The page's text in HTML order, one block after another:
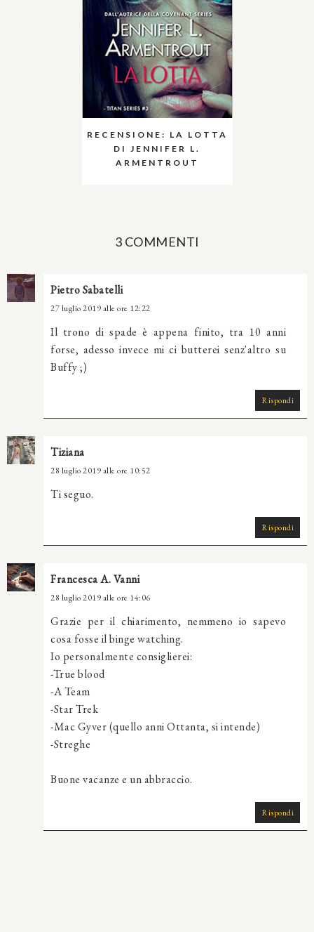
RECENSIONE: LA LOTTA
DI JENNIFER L.
ARMENTROUT
3 COMMENTI
Pietro Sabatelli
27 luglio 2019 alle ore 12:22
Il trono di spade è appena finito, tra 10 anni
forse, adesso invece mi ci butterei senz'altro su
Buffy ;)
Rispondi
Tiziana
28 luglio 2019 alle ore 10:52
Ti seguo.
Rispondi
Francesca A. Vanni
28 luglio 2019 alle ore 14:06
Grazie per il chiarimento, nemmeno io sapevo
cosa fosse il binge watching.
Io personalmente consiglierei:
-True blood
-A Team
-Star Trek
-Mac Gyver (quello anni Ottanta, si intende)
-Streghe
Buone vacanze e un abbraccio.
Rispondi